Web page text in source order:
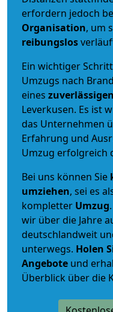
erfordern jedoch
Organisation, um
reibungslos
Ein wichtiger
Umzugs nach
eines zuverlässigen
Leverkusen. Es ist
das Unternehmen
Erfahrung und
Umzug erfolgreich
Bei uns können Sie
umziehen, sei es
kompletter Umzug
wir über die Jahre
deutschlandweit
unterwegs. Holen
Angebote und
Überblick über die